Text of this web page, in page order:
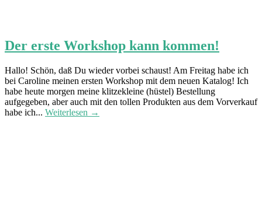
Der erste Workshop kann kommen!
Hallo! Schön, daß Du wieder vorbei schaust! Am Freitag habe ich
bei Caroline meinen ersten Workshop mit dem neuen Katalog! Ich
habe heute morgen meine klitzekleine (hüstel) Bestellung
aufgegeben, aber auch mit den tollen Produkten aus dem Vorverkauf
habe ich... Weiterlesen →